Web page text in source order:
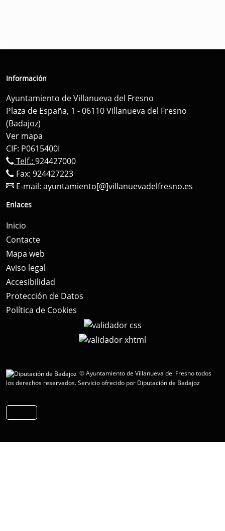
Información
Ayuntamiento de Villanueva del Fresno
Plaza de España, 1 - 06110 Villanueva del Fresno
(Badajoz)
Ver mapa
CIF: P0615400I
Telf.: 924427000
Fax: 924427223
E-mail: ayuntamiento[@]villanuevadelfresno.es
Enlaces
Inicio
Contacte
Mapa web
Aviso legal
Accesibilidad
Protección de Datos
Política de Cookies
© Ayuntamiento de Villanueva del Fresno todos
los derechos reservados.Servicio ofrecido por Diputación de Badajoz